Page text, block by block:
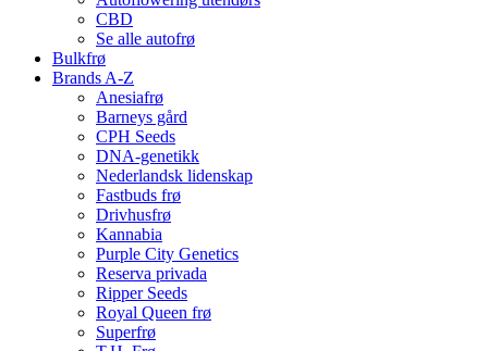
CBD
Se alle autofrø
Bulkfrø
Brands A-Z
Anesiafrø
Barneys gård
CPH Seeds
DNA-genetikk
Nederlandsk lidenskap
Fastbuds frø
Drivhusfrø
Kannabia
Purple City Genetics
Reserva privada
Ripper Seeds
Royal Queen frø
Superfrø